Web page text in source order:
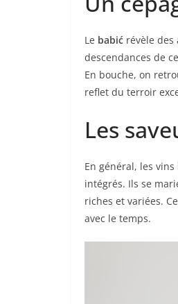
Le babić révèle
descendances de
En bouche, on
reflet du terroir
Les
En général, les vins
intégrés. Ils se
riches et variées.
avec le temps.